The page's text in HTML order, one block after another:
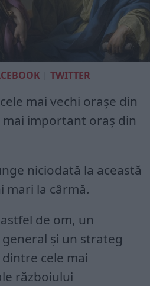
|TWITTER
mai vechi orașe din
mai important oraș din
niciodată la această
mari la cârmă.
de om, un
și un strateg
cele mai
războiului